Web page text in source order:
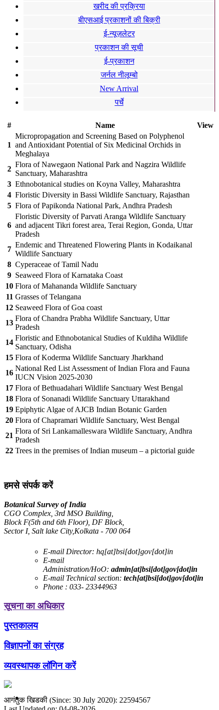
खरीद की प्रक्रिया
बीएसआई प्रकाशनों की बिक्री
ई-न्यूज़लेटर
प्रकाशन की सूची
ई-प्रकाशन
जर्नल नीलूम्बो
New Arrival
पर्चे
# Name View
1
Micropropagation and Screening Based on Polyphenol
and Antioxidant Potential of Six Medicinal Orchids in
Meghalaya
2
Flora of Nawegaon National Park and Nagzira Wildlife
Sanctuary, Maharashtra
3 Ethnobotanical studies on Koyna Valley, Maharashtra
4 Floristic Diversity in Bassi Wildlife Sanctuary, Rajasthan
5 Flora of Papikonda National Park, Andhra Pradesh
6
Floristic Diversity of Parvati Aranga Wildlife Sanctuary
and adjacent Tikri forest area, Terai Region, Gonda, Uttar
Pradesh
7
Endemic and Threatened Flowering Plants in Kodaikanal
Wildlife Sanctuary
8 Cyperaceae of Tamil Nadu
9 Seaweed Flora of Karnataka Coast
10 Flora of Mahananda Wildlife Sanctuary
11 Grasses of Telangana
12 Seaweed Flora of Goa coast
13
Flora of Chandra Prabha Wildlife Sanctuary, Uttar
Pradesh
14
Floristic and Ethnobotanical Studies of Kuldiha Wildlife
Sanctuary, Odisha
15 Flora of Koderma Wildlife Sanctuary Jharkhand
16
National Red List Assessment of Indian Flora and Fauna
IUCN Vision 2025-2030
17 Flora of Bethuadahari Wildlife Sanctuary West Bengal
18 Flora of Sonanadi Wildlife Sanctuary Uttarakhand
19 Epiphytic Algae of AJCB Indian Botanic Garden
20 Flora of Chapramari Wildlife Sanctuary, West Bengal
21
Flora of Sri Lankamalleswara Wildlife Sanctuary, Andhra
Pradesh
22 Trees in the premises of Indian museum – a pictorial guide
हमसे संपर्क करें
Botanical Survey of India
CGO Complex, 3rd MSO Building,
Block F(5th and 6th Floor), DF Block,
Sector I, Salt lake City,Kolkata - 700 064
E-mail Director: hq[at]bsi[dot]gov[dot]in
E-mail
Administration/HoO: admin[at]bsi[dot]gov[dot]in
E-mail Technical section: tech[at]bsi[dot]gov[dot]in
Phone : 033- 23344963
सूचना का अधिकार
पुस्तकालय
विज्ञापनों का संग्रह
व्यवस्थापक लॉगिन करें
आगंतुक खिडकी (Since: 30 July 2020): 22594567